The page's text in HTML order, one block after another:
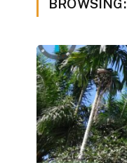
BROWSING: